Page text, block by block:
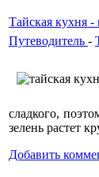
Тайская кухня
Путеводитель -
сладкого,
зелень растет
Добавить